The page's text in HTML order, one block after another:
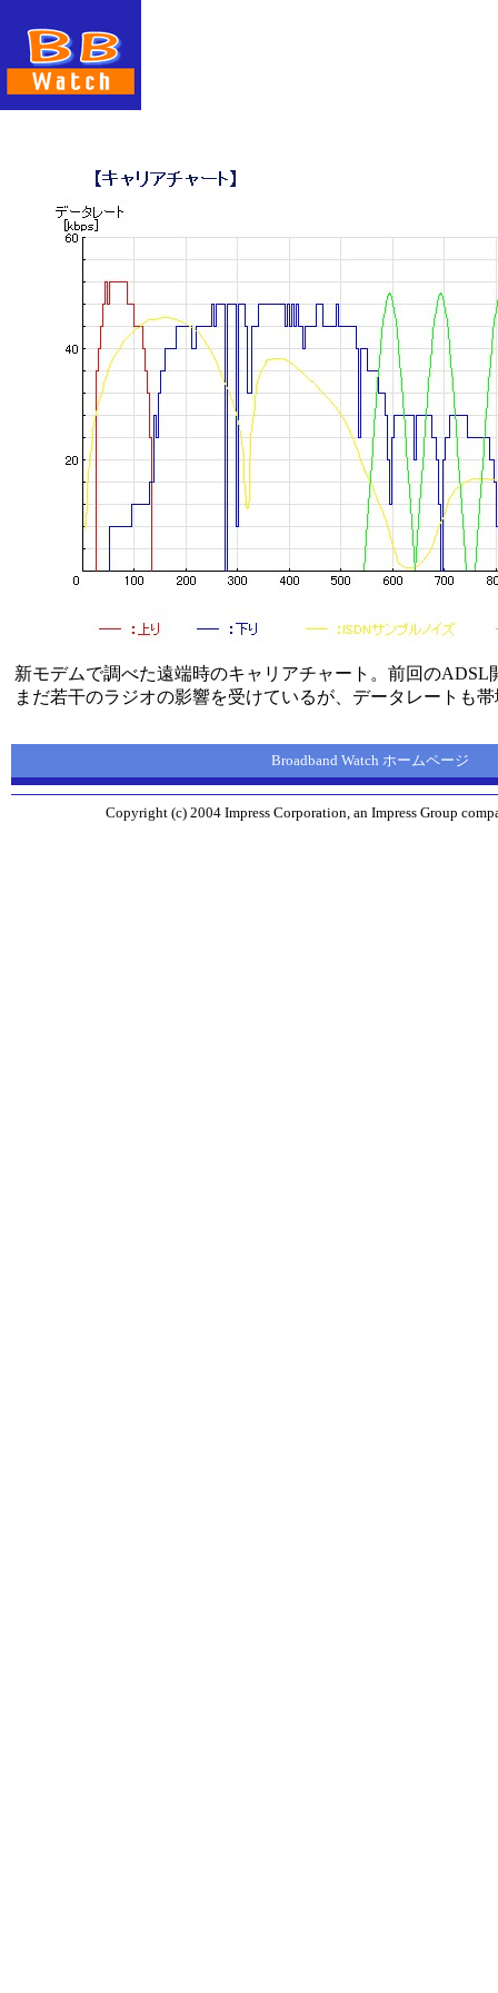
新モデムで調べた遠端時のキャリアチャート。前回のADSL
まだ若干のラジオの影響を受けているが、データレートも
Broadband Watch ホームページ
Copyright (c) 2004 Impress Corporation, an Impress Group